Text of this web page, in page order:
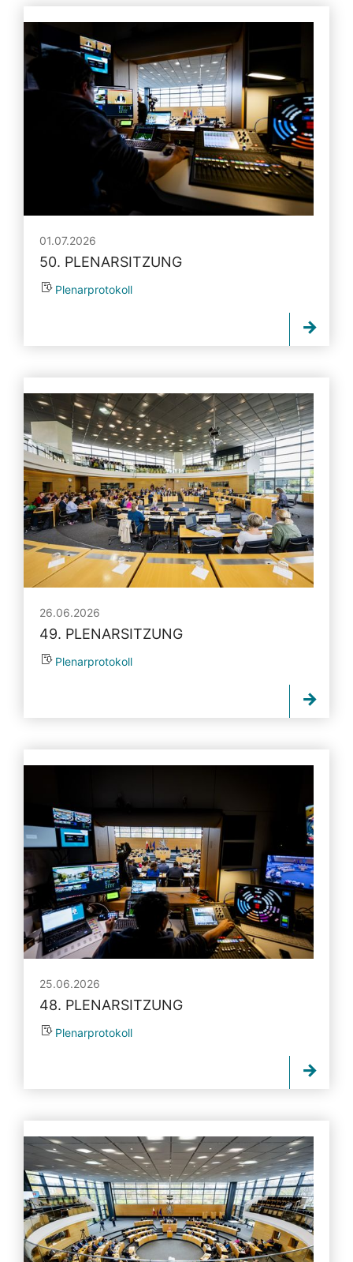
01.07.2026
50. PLENARSITZUNG
Plenarprotokoll
26.06.2026
49. PLENARSITZUNG
Plenarprotokoll
25.06.2026
48. PLENARSITZUNG
Plenarprotokoll